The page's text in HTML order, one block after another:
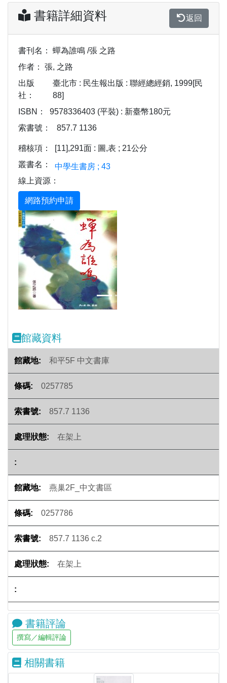
書籍詳細資料 返回
書刊名：
蟬為誰鳴 /張 之路
作者：
張, 之路
出版
社：
臺北市 : 民生報出版 : 聯經總經銷, 1999[民
88]
ISBN：
9578336403 (平裝) : 新臺幣180元
索書號：
857.7 1136
稽核項：
[11],291面 : 圖,表 ; 21公分
叢書名：
中學生書房 ; 43
線上資源：
Previous
館藏資料
和平5F 中文書庫
0257785
857.7 1136
在架上
燕巢2F_中文書區
0257786
857.7 1136 c.2
在架上
書籍評論
相關書籍